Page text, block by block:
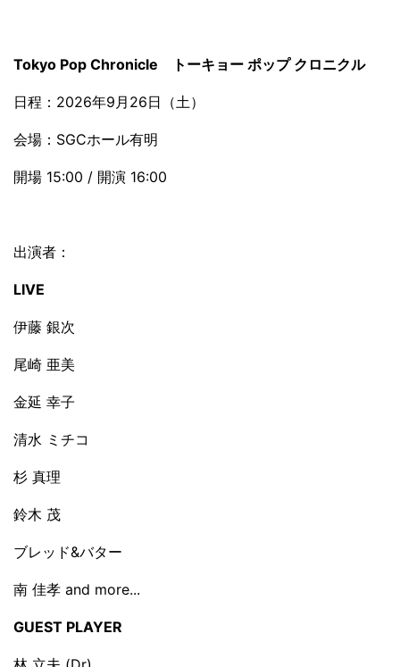
Tokyo Pop Chronicle トーキョー ポップ クロニクル
日程：2026年9月26日（土）
会場：SGCホール有明
開場 15:00 / 開演 16:00
出演者：
LIVE
伊藤 銀次
尾崎 亜美
金延 幸子
清水 ミチコ
杉 真理
鈴木 茂
ブレッド&バター
南 佳孝 and more...
GUEST PLAYER